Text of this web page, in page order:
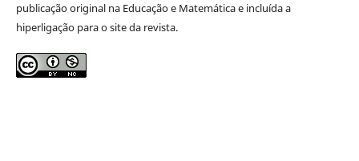
publicação original na Educação e Matemática e incluída a
hiperligação para o site da revista.